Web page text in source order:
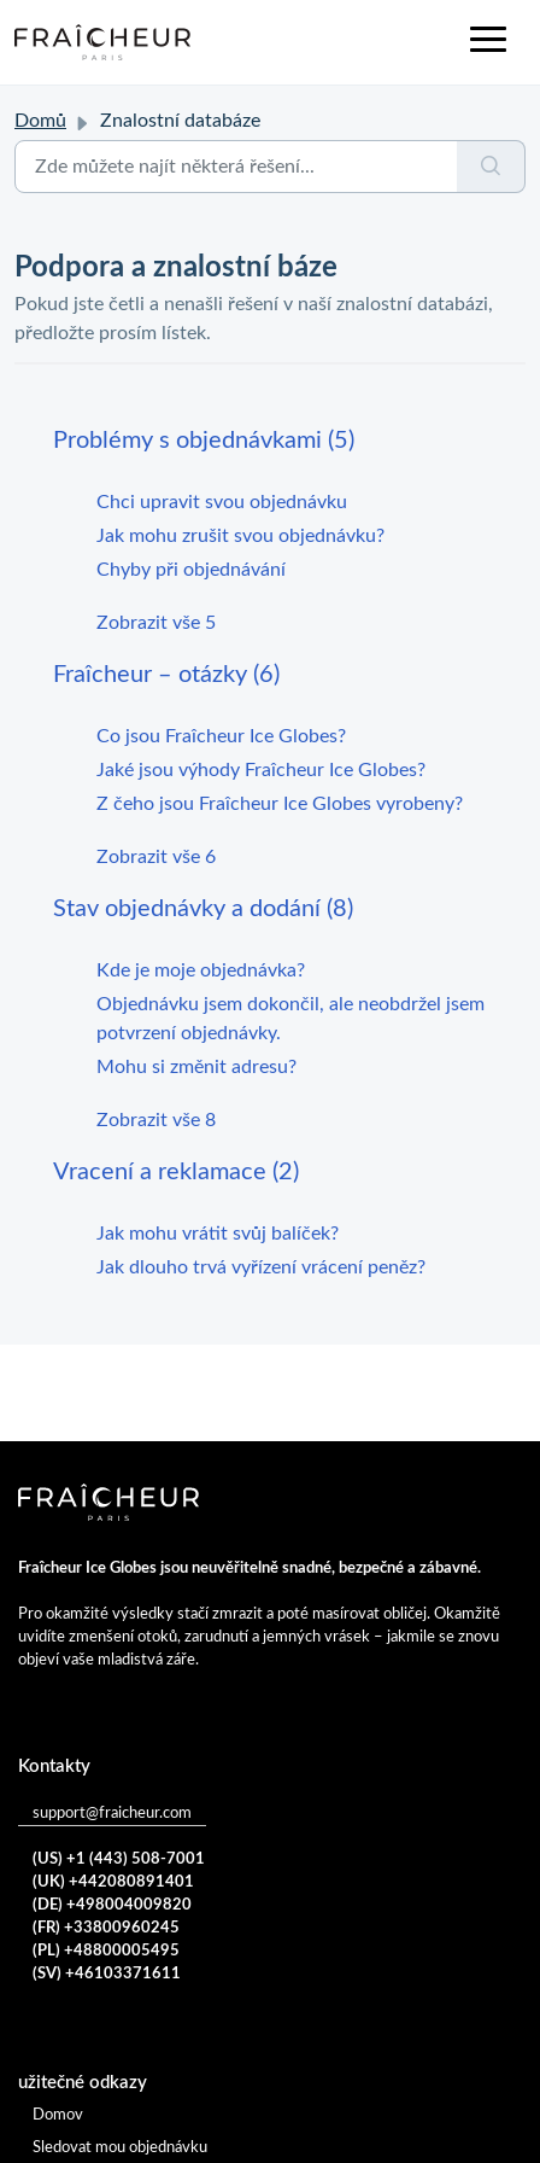
Domů Znalostní databáze
Podpora a znalostní báze
Pokud jste četli a nenašli řešení v naší znalostní databázi,
předložte prosím lístek.
Problémy s objednávkami (5)
Chci upravit svou objednávku
Jak mohu zrušit svou objednávku?
Chyby při objednávání
Zobrazit vše 5
Fraîcheur – otázky (6)
Co jsou Fraîcheur Ice Globes?
Jaké jsou výhody Fraîcheur Ice Globes?
Z čeho jsou Fraîcheur Ice Globes vyrobeny?
Zobrazit vše 6
Stav objednávky a dodání (8)
Kde je moje objednávka?
Objednávku jsem dokončil, ale neobdržel jsem
potvrzení objednávky.
Mohu si změnit adresu?
Zobrazit vše 8
Vracení a reklamace (2)
Jak mohu vrátit svůj balíček?
Jak dlouho trvá vyřízení vrácení peněz?
Fraîcheur Ice Globes jsou neuvěřitelně snadné, bezpečné a zábavné.
Pro okamžité výsledky stačí zmrazit a poté masírovat obličej. Okamžitě
uvidíte zmenšení otoků, zarudnutí a jemných vrásek – jakmile se znovu
objeví vaše mladistvá záře.
Kontakty
support@fraicheur.com
(US) +1 (443) 508-7001
(UK) +442080891401
(DE) +498004009820
(FR) +33800960245
(PL) +48800005495
(SV) +46103371611
užitečné odkazy
Domov
Sledovat mou objednávku